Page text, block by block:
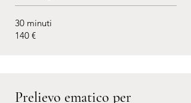
30 minuti
140 €
Prelievo ematico per